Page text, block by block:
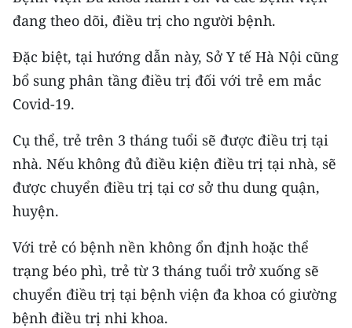
中文
РУССКИЙ
ESPAÑOL
đang theo dõi, điều trị cho người bệnh.
Đặc biệt, tại hướng dẫn này, Sở Y tế Hà Nội cũng
bổ sung phân tầng điều trị đối với trẻ em mắc
Covid-19.
Cụ thể, trẻ trên 3 tháng tuổi sẽ được điều trị tại
nhà. Nếu không đủ điều kiện điều trị tại nhà, sẽ
được chuyển điều trị tại cơ sở thu dung quận,
huyện.
Với trẻ có bệnh nền không ổn định hoặc thể
trạng béo phì, trẻ từ 3 tháng tuổi trở xuống sẽ
chuyển điều trị tại bệnh viện đa khoa có giường
bệnh điều trị nhi khoa.